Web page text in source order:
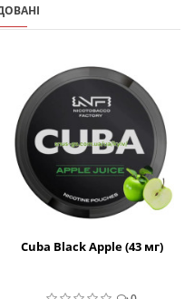
Cuba Black Apple (43 мг)